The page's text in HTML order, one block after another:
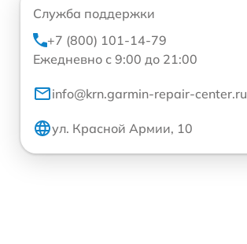
Служба поддержки
+7 (800) 101-14-79
Ежедневно с 9:00 до 21:00
info@krn.garmin-repair-center.ru
ул. Красной Армии, 10